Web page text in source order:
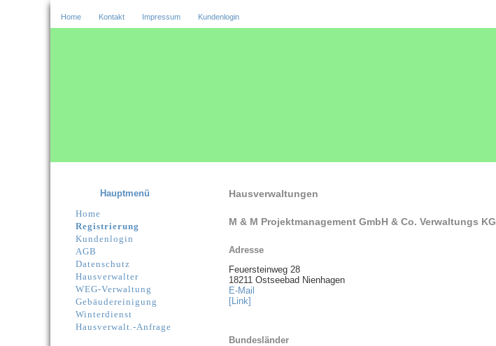
Home Kontakt Impressum Kundenlogin
Hausverwaltungen
M & M Projektmanagement GmbH & Co. Verwaltungs KG
Adresse
Feuersteinweg 28
18211 Ostseebad Nienhagen
E-Mail
[Link]
Bundesländer
Hauptmenü
Home
Registrierung
Kundenlogin
AGB
Datenschutz
Hausverwalter
WEG-Verwaltung
Gebäudereinigung
Winterdienst
Hausverwalt.-Anfrage